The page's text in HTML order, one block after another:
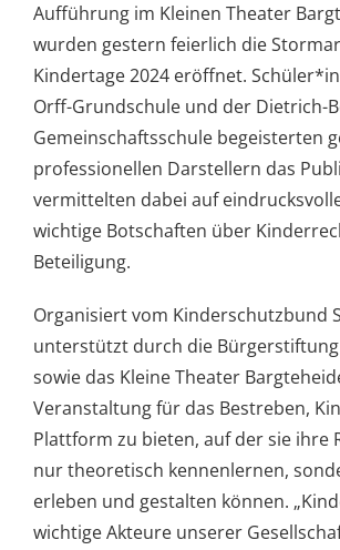
Aufführung im Kleinen Theater
wurden gestern feierlich die
Kindertage 2024 eröffnet.
Orff-Grundschule und der Dietrich-
Gemeinschaftsschule begeisterten
professionellen Darstellern das
vermittelten dabei auf
wichtige Botschaften über
Beteiligung.
Organisiert vom Kinderschutzbund
unterstützt durch die
sowie das Kleine Theater
Veranstaltung für das Bestreben,
Plattform zu bieten, auf der sie ihre
nur theoretisch kennenlernen,
erleben und gestalten können.
wichtige Akteure unserer